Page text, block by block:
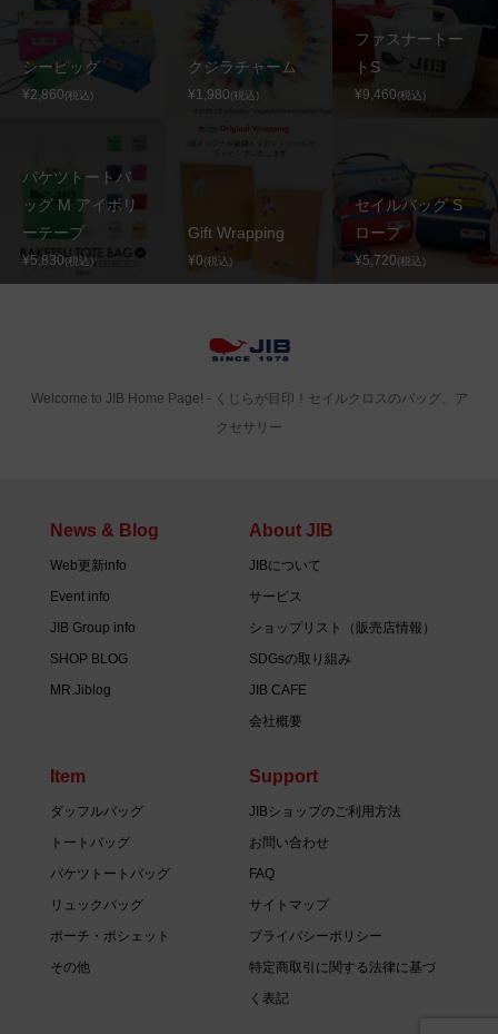
シーピッグ
¥2,860(税込)
クジラチャーム
¥1,980(税込)
ファスナートー
トS
¥9,460(税込)
バケツトートバ
ッグ M アイボリ
ーテープ
¥5,830(税込)
Gift Wrapping
¥0(税込)
セイルバッグ S
ロープ
¥5,720(税込)
Welcome to JIB Home Page! ‐ くじらが目印！セイルクロスのバッグ、ア
クセサリー
News & Blog
Web更新info
Event info
JIB Group info
SHOP BLOG
MR.Jiblog
About JIB
JIBについて
サービス
ショップリスト（販売店情報）
SDGsの取り組み
JIB CAFE
会社概要
Item
ダッフルバッグ
トートバッグ
バケツトートバッグ
リュックバッグ
ポーチ・ポシェット
その他
Support
JIBショップのご利用方法
お問い合わせ
FAQ
サイトマップ
プライバシーポリシー
特定商取引に関する法律に基づ
く表記